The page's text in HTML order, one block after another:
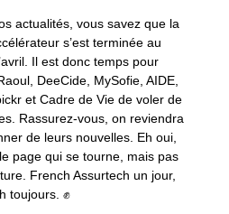
actualités, vous savez que la
s’est terminée au
Il est donc temps pour
DeeCide, MySofie, AIDE,
et Cadre de Vie de voler de
Rassurez-vous, on reviendra
de leurs nouvelles. Eh oui,
page qui se tourne, mais pas
French Assurtech un jour,
toujours. ✊